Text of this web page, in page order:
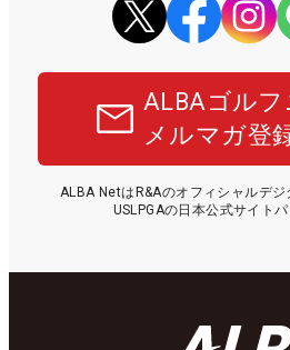
ALBAゴルフ
メルマガ登
ALBA NetはR&Aのオフィシャルデ
USLPGAの日本公式サイトパ